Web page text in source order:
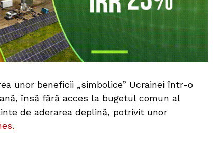
unor beneficii „simbolice” Ucrainei într-o
însă fără acces la bugetul comun al
de aderarea deplină, potrivit unor